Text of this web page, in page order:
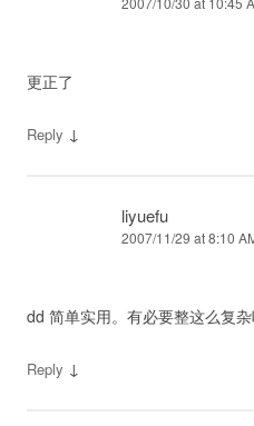
更正了
Reply ↓
liyuefu
2007/11/29 at 8:10
dd 简单实用。有必要整这么复
Reply ↓